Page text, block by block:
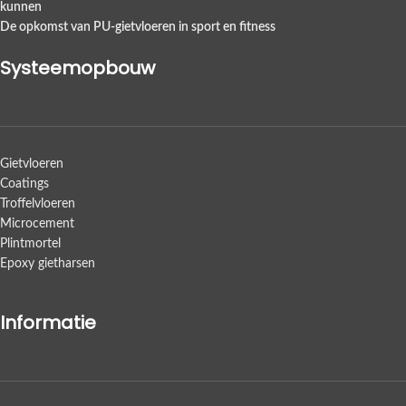
kunnen
De opkomst van PU-gietvloeren in sport en fitness
Systeemopbouw
Gietvloeren
Coatings
Troffelvloeren
Microcement
Plintmortel
Epoxy gietharsen
Informatie